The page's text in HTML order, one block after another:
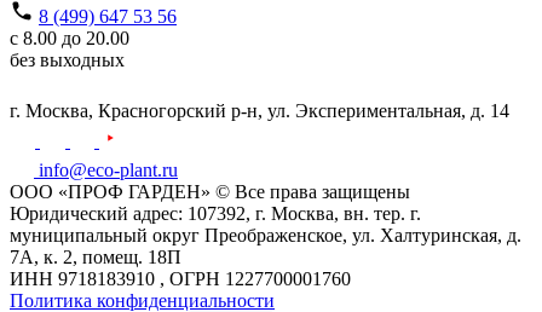
8 (499) 647 53 56
с 8.00 до 20.00
без выходных
г. Москва, Красногорский р-н, ул. Экспериментальная, д. 14
info@eco-plant.ru
ООО «ПРОФ ГАРДЕН» © Все права защищены
Юридический адрес: 107392, г. Москва, вн. тер. г.
муниципальный округ Преображенское, ул. Халтуринская, д.
7А, к. 2, помещ. 18П
ИНН 9718183910 , ОГРН 1227700001760
Политика конфиденциальности